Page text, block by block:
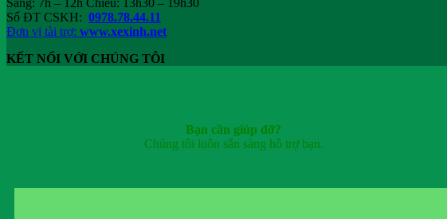
Số ĐT CSKH: 0978.78.44.11
Đơn vị tài trợ: www.xexinh.net
KẾT NỐI VỚI CHÚNG TÔI
Bạn cần giúp đỡ?
Chúng tôi luôn sẵn sàng hỗ trợ bạn.